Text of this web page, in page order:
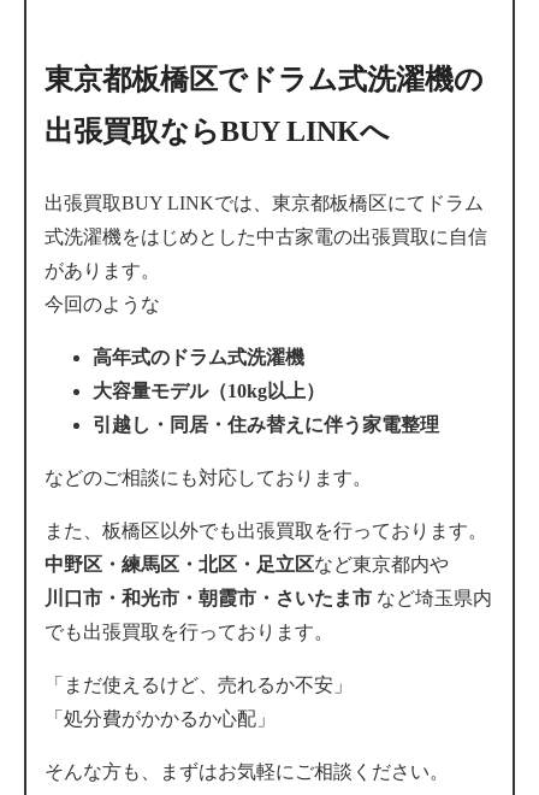
東京都板橋区でドラム式洗濯機の
出張買取ならBUY LINKへ
出張買取BUY LINKでは、東京都板橋区にてドラム
式洗濯機をはじめとした中古家電の出張買取に自信
があります。
今回のような
高年式のドラム式洗濯機
大容量モデル（10kg以上）
引越し・同居・住み替えに伴う家電整理
などのご相談にも対応しております。
また、板橋区以外でも出張買取を行っております。
中野区・練馬区・北区・足立区など東京都内や
川口市・和光市・朝霞市・さいたま市 など埼玉県内
でも出張買取を行っております。
「まだ使えるけど、売れるか不安」
「処分費がかかるか心配」
そんな方も、まずはお気軽にご相談ください。